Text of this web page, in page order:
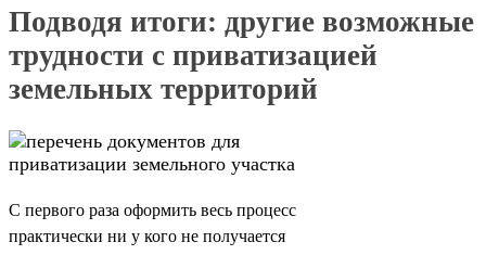
Подводя итоги: другие возможные
трудности с приватизацией
земельных территорий
С первого раза оформить весь процесс
практически ни у кого не получается